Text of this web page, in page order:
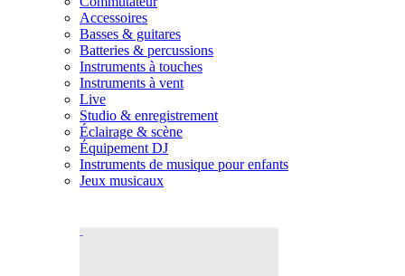
Accessoires
Basses & guitares
Batteries & percussions
Instruments à touches
Instruments à vent
Live
Studio & enregistrement
Éclairage & scène
Équipement DJ
Instruments de musique pour enfants
Jeux musicaux